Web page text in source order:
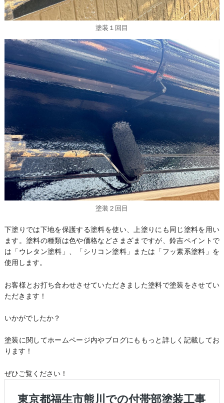
塗装１回目
塗装２回目
下塗りでは下地を保護する塗料を使い、上塗りにも同じ塗料を用い
ます。塗料の種類は色や価格などさまざまですが、鈴吉ペイントで
は「ウレタン塗料」、「シリコン塗料」または「フッ素系塗料」を
使用します。
お客様とお打ち合わせさせていただきました塗料で塗装をさせてい
ただきます！
いかがでしたか？
塗装に関してホームページ内やブログにももっと詳しく記載してお
ります！
ぜひご覧ください！